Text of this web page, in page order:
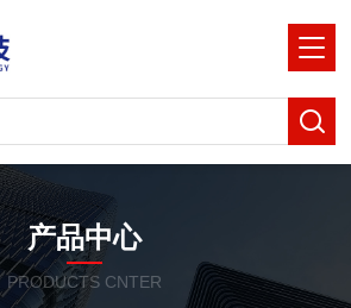
产品中心
PRODUCTS CNTER